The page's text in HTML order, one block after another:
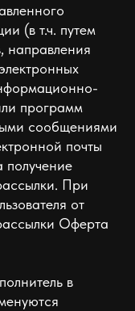
(в т.ч. путем
направления
программ
сообщениями
почты
получение
При
от
Оферта
в